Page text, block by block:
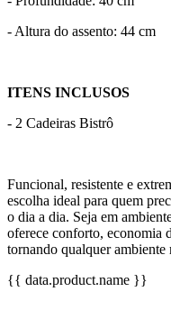
- Altura do assento: 44 cm
ITENS INCLUSOS
- 2 Cadeiras Bistrô
Funcional, resistente e
escolha ideal para quem
o dia a dia. Seja em
oferece conforto, economia
tornando qualquer
{{ data.product.name }}